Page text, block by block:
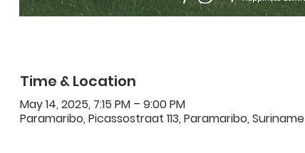
Time & Location
May 14, 2025, 7:15 PM – 9:00 PM
Paramaribo, Picassostraat 113, Paramaribo, Suriname